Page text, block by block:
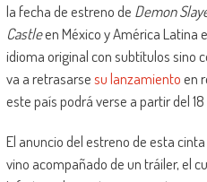
la fecha de estreno de Demon
Castleen México y América Latina
idioma original con subtítulos sino
va a retrasarsesu lanzamientoen
este país podrá verse a partir del 18
El anuncio del estreno de esta
vino acompañado de un tráiler, el